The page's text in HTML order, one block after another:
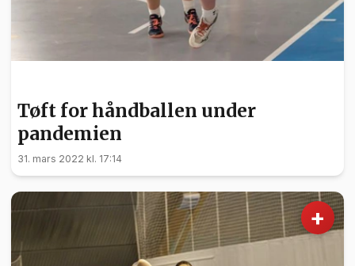
Tøft for håndballen under
pandemien
31. mars 2022 kl. 17:14
+